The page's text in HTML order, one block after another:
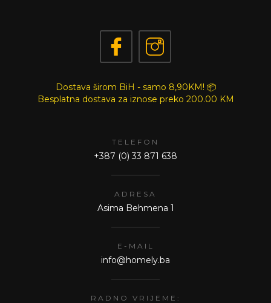
Dostava širom BiH - samo 8,90KM! 📦
Besplatna dostava za iznose preko 200.00 KM
TELEFON
+387 (0) 33 871 638
ADRESA
Asima Behmena 1
E-MAIL
info@homely.ba
RADNO VRIJEME: